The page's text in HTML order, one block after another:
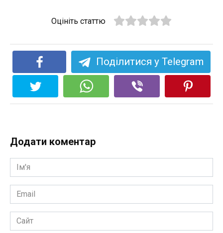
Оцініть статтю
Поділитися у Telegram
Додати коментар
Ім'я
*
Email
*
Сайт